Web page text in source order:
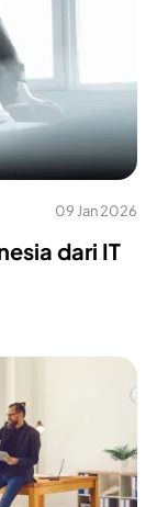
09 Jan 2026
dari IT